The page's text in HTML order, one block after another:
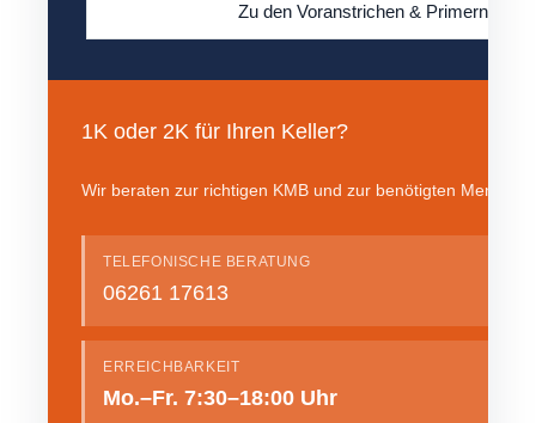
Zu den Voranstrichen & Primern →
1K oder 2K für Ihren Keller?
Wir beraten zur richtigen KMB und zur benötigten Menge
TELEFONISCHE BERATUNG
06261 17613
ERREICHBARKEIT
Mo.–Fr. 7:30–18:00 Uhr